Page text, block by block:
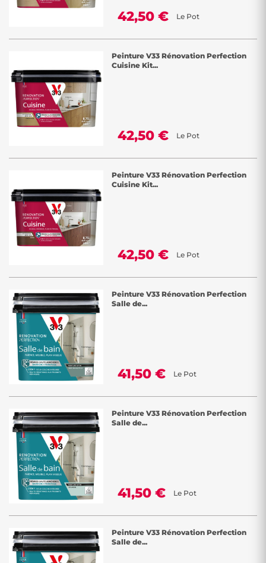
42,50 € Le Pot
Peinture V33 Rénovation Perfection
Cuisine Kit...
42,50 € Le Pot
Peinture V33 Rénovation Perfection
Cuisine Kit...
42,50 € Le Pot
Peinture V33 Rénovation Perfection
Salle de...
41,50 € Le Pot
Peinture V33 Rénovation Perfection
Salle de...
41,50 € Le Pot
Peinture V33 Rénovation Perfection
Salle de...